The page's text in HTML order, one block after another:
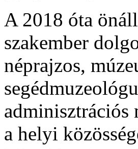
A 2018 óta
szakember
néprajzos,
adminisztrációs
a helyi